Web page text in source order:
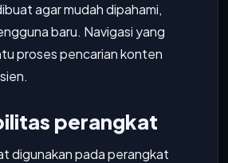
agar mudah dipahami,
baru. Navigasi yang
proses pencarian konten
perangkat
digunakan pada perangkat